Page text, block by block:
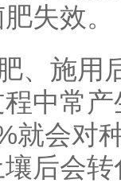
失效。
、施用
中常
就会对
后会